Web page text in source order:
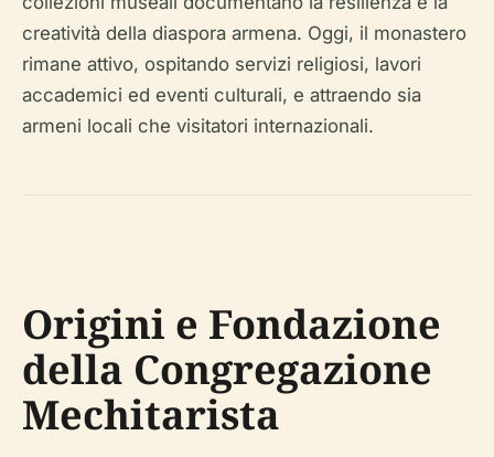
creatività della diaspora armena. Oggi, il monastero
rimane attivo, ospitando servizi religiosi, lavori
accademici ed eventi culturali, e attraendo sia
armeni locali che visitatori internazionali.
Origini e Fondazione
della Congregazione
Mechitarista